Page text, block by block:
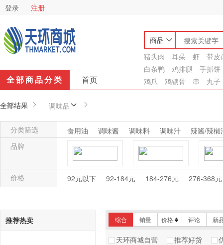
登录 注册
商品
猪头肉
耳朵 虾
带皮
白条鸭
鸡排腿
手抓饼
鸡爪
鸡锁骨 串 丸子
全部商品分类 首页
全部结果 调味品
分类筛选 食用油 调味酱 调味料 调味汁
辣酱/辣椒
品牌
安琪 奥桑
家乐
价格 92元以下 92-184元 184-276元 276-368元
推荐热卖 综合 销量 价格 评论 新
天环商城自营 推荐好货